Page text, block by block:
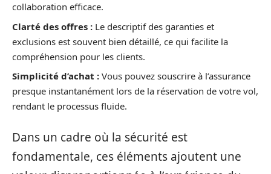
collaboration efficace.
Clarté des offres : Le descriptif des garanties et
exclusions est souvent bien détaillé, ce qui facilite la
compréhension pour les clients.
Simplicité d’achat : Vous pouvez souscrire à l’assurance
presque instantanément lors de la réservation de votre vol,
rendant le processus fluide.
Dans un cadre où la sécurité est
fondamentale, ces éléments ajoutent une